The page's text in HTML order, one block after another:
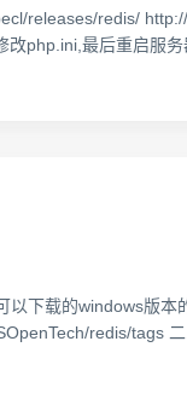
releases/redis/
php.ini,最后重启服
下载的windows版
redis/tags